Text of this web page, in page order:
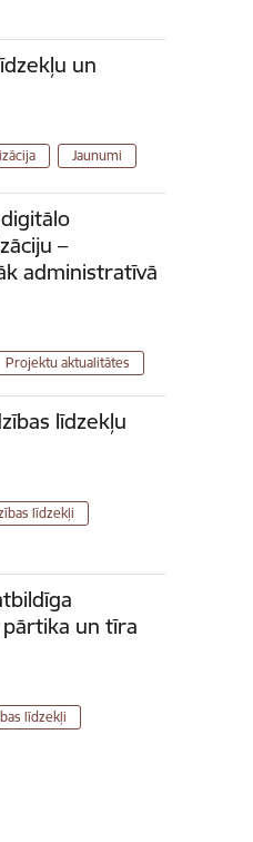
un
Jaunumi
–
administratīvā
Projektu aktualitātes
līdzekļu
līdzekļi
un tīra
līdzekļi